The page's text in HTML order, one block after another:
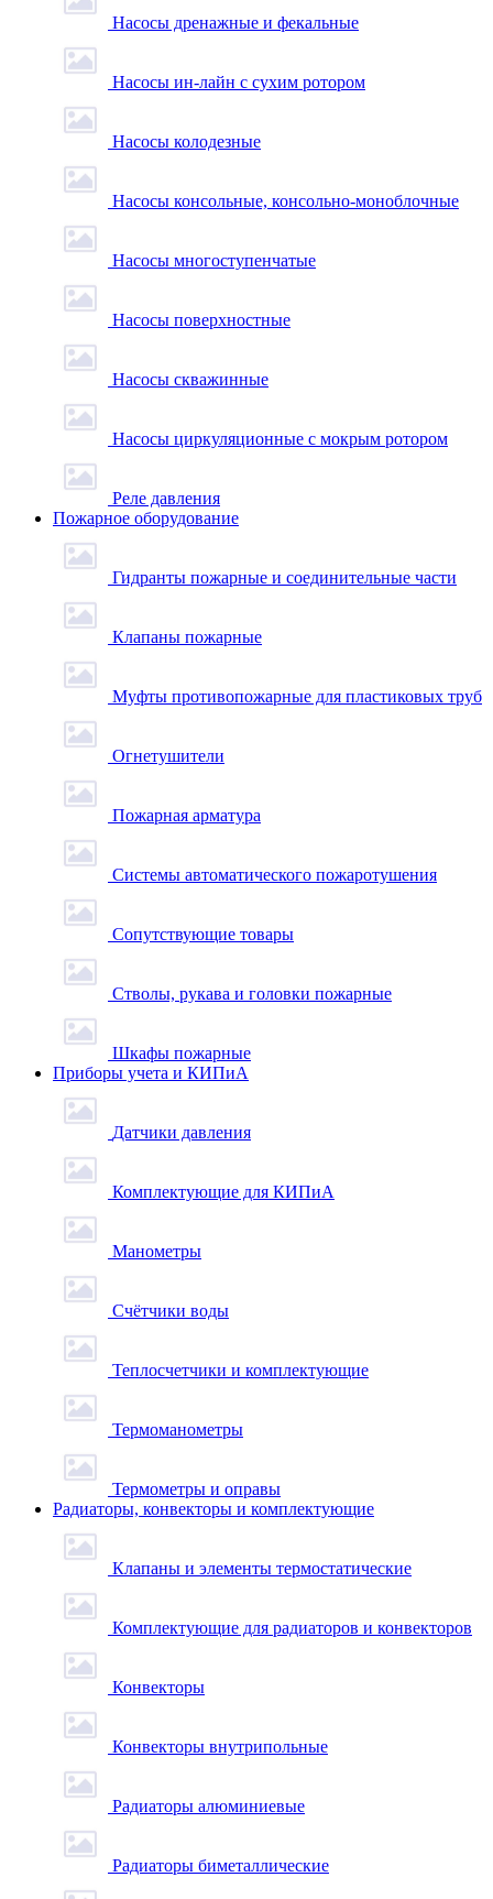
Насосы дренажные и фекальные
Насосы ин-лайн с сухим ротором
Насосы колодезные
Насосы консольные, консольно-моноблочные
Насосы многоступенчатые
Насосы поверхностные
Насосы скважинные
Насосы циркуляционные с мокрым ротором
Реле давления
Пожарное оборудование
Гидранты пожарные и соединительные части
Клапаны пожарные
Муфты противопожарные для пластиковых труб
Огнетушители
Пожарная арматура
Системы автоматического пожаротушения
Сопутствующие товары
Стволы, рукава и головки пожарные
Шкафы пожарные
Приборы учета и КИПиА
Датчики давления
Комплектующие для КИПиА
Манометры
Счётчики воды
Теплосчетчики и комплектующие
Термоманометры
Термометры и оправы
Радиаторы, конвекторы и комплектующие
Клапаны и элементы термостатические
Комплектующие для радиаторов и конвекторов
Конвекторы
Конвекторы внутрипольные
Радиаторы алюминиевые
Радиаторы биметаллические